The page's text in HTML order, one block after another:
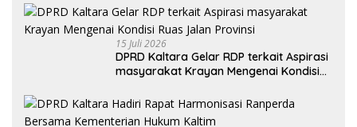
15 Juli 2026
DPRD Kaltara Gelar RDP terkait Aspirasi
masyarakat Krayan Mengenai Kondisi